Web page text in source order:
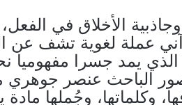
الأخلاق في الفعل،
عملة لغوية تشف عن
يمد جسرا مفهوميا
الباحث عنصر
وكلماتها، وجُملها مادة